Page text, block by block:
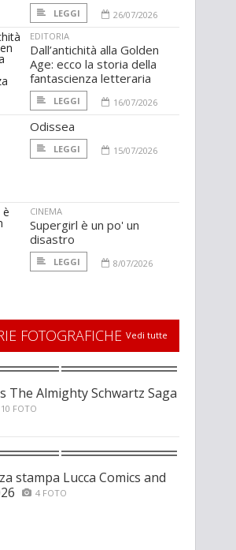
LEGGI
26/07/2026
EDITORIA
Dall’antichità alla Golden
Age: ecco la storia della
fantascienza letteraria
LEGGI 16/07/2026
Odissea
LEGGI 15/07/2026
CINEMA
Supergirl è un po' un
disastro
LEGGI 8/07/2026
FOTOGRAFICHE Vedi tutte
The Almighty Schwartz Saga
10 FOTO
stampa Lucca Comics and
4 FOTO